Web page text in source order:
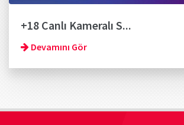
+18 Canlı Kameralı S...
Devamını Gör